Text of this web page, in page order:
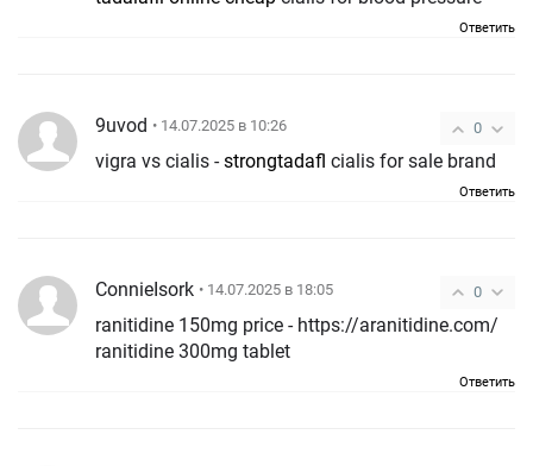
Ответить
0
9uvod • 14.07.2025 в 10:26
vigra vs cialis -strongtadafl cialis for sale brand
Ответить
0
ConnieIsork • 14.07.2025 в 18:05
ranitidine 150mg price - https://aranitidine.com/
ranitidine 300mg tablet
Ответить